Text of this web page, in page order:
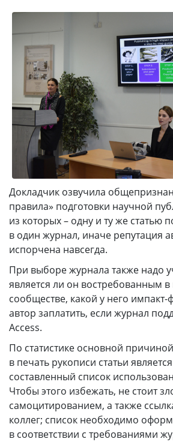
Докладчик озвучила
правила» подготовки научной
из которых – одну и ту же статью
в один журнал, иначе репутация
испорчена навсегда.
При выборе журнала также надо
является ли он востребованным
сообществе, какой у него импакт-
автор заплатить, если журнал
Access.
По статистике основной
в печать рукописи статьи
составленный список
Чтобы этого избежать, не стоит
самоцитированием, а также
коллег; список необходимо
в соответствии с требованиями